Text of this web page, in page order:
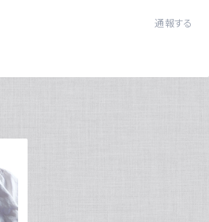
通報する